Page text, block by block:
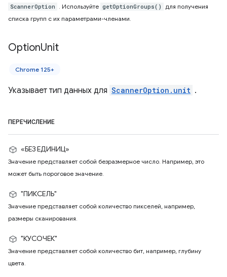
ScannerOption . Используйте getOptionGroups()
для получения
списка групп с их параметрами-членами.
OptionUnit
Chrome 125+
Указывает тип данных для ScannerOption.unit .
ПЕРЕЧИСЛЕНИЕ
«БЕЗ ЕДИНИЦ»
Значение представляет собой безразмерное число. Например, это
может быть пороговое значение.
"ПИКСЕЛЬ"
Значение представляет собой количество пикселей, например,
размеры сканирования.
"КУСОЧЕК"
Значение представляет собой количество бит, например, глубину
цвета.